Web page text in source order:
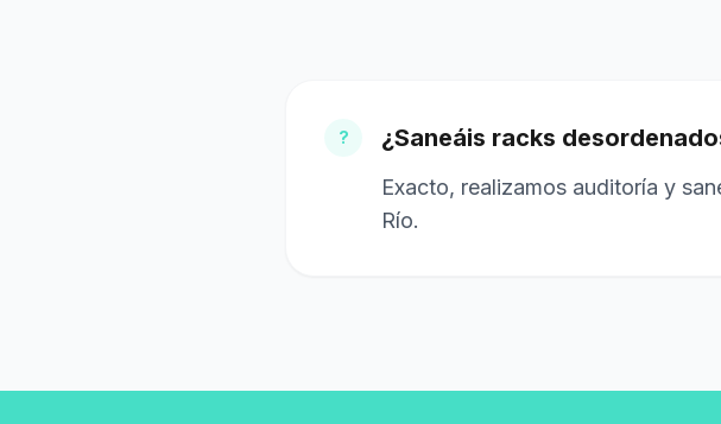
? ¿Saneáis racks
Exacto, realizamos auditoría y
Río.